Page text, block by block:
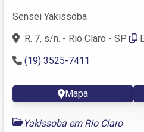
Sensei Yakissoba
R. 7, s/n. - Rio Claro - SP
(19) 3525-7411
Mapa
Yakissoba em Rio Claro